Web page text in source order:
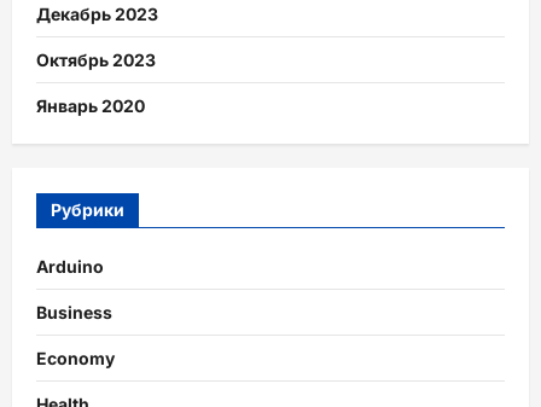
Декабрь 2023
Октябрь 2023
Январь 2020
Рубрики
Arduino
Business
Economy